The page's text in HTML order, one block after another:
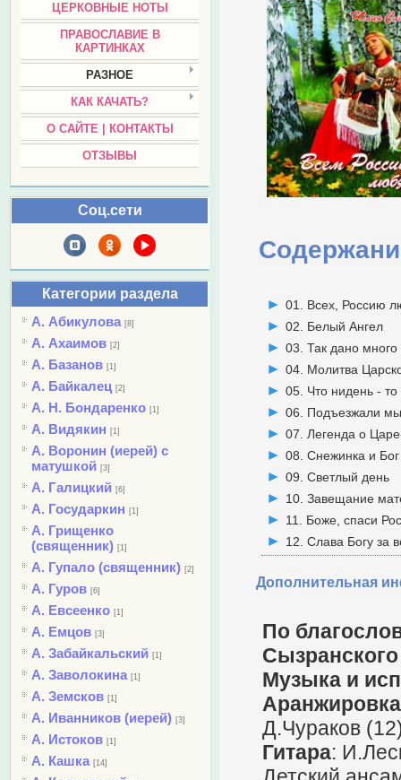
ЦЕРКОВНЫЕ НОТЫ
ПРАВОСЛАВИЕ В
КАРТИНКАХ
РАЗНОЕ
КАК КАЧАТЬ?
О САЙТЕ | КОНТАКТЫ
ОТЗЫВЫ
Соц.сети
Категории раздела
А. Абикулова [8]
А. Ахаимов [2]
А. Базанов [1]
А. Байкалец [2]
А. Н. Бондаренко [1]
А. Видякин [1]
А. Воронин (иерей) с
матушкой [3]
А. Галицкий [6]
А. Государкин [1]
А. Грищенко
(священник) [1]
А. Гупало (священник) [2]
А. Гуров [6]
А. Евсеенко [1]
А. Емцов [3]
А. Забайкальский [1]
А. Заволокина [1]
А. Земсков [1]
А. Иванников (иерей) [3]
А. Истоков [1]
А. Кашка [14]
01. Всех, Россию
02. Белый Ангел
03. Так дано много
04. Молитва
05. Что нидень -
06. Подъезжали
07. Легенда о
08. Снежинка и Бог
09. Светлый день
10. Завещание
11. Боже, спаси
12. Слава Богу за
Дополнительная
По
Музыка и
Д.Чураков
Гитара: